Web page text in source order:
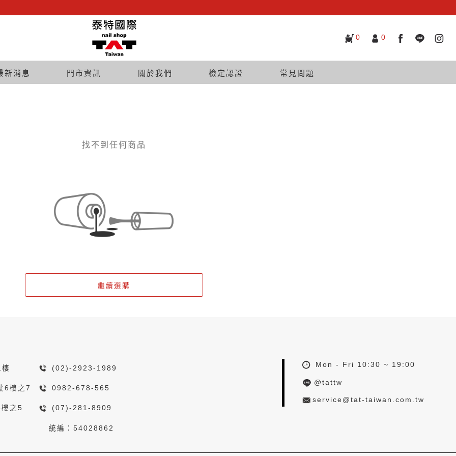
新消息 門市資訊 關於我們 檢定認證 常見問題
0 0
找不到任何商品
繼續選購
(02)-2923-1989
6樓之7 0982-678-565
之5 (07)-281-8909
統編：54028862
Mon - Fri 10:30 ~ 19:00
@tattw
service@tat-taiwan.com.tw